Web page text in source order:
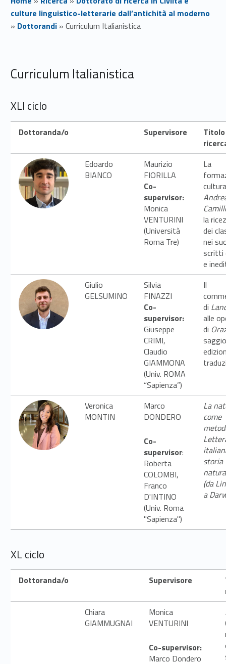
culture linguistico-letterarie dall’antichità al moderno
» Dottorandi » Curriculum Italianistica
Curriculum Italianistica
XLI ciclo
Dottoranda/o Supervisore
Titolo
Edoardo
BIANCO
Maurizio
FIORILLA
Co-
supervisor:
Monica
VENTURINI
(Università
Roma Tre)
La
la
dei
nei
scritti
e
Giulio
GELSUMINO
Silvia
FINAZZI
Co-
supervisor:
Giuseppe
CRIMI,
Claudio
GIAMMONA
(Univ. ROMA
“Sapienza”)
Il
di
alle
di
Veronica
MONTIN
Marco
DONDERO
Co-
supervisor:
Roberta
COLOMBI,
Franco
D'INTINO
(Univ. Roma
"Sapienza")
La
come
storia
(da
a
XL ciclo
Dottoranda/o Supervisore
Chiara
GIAMMUGNAI
Monica
VENTURINI
Co-supervisor:
Marco Dondero